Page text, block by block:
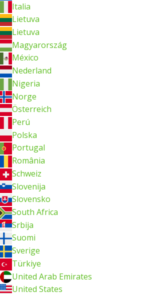
Italia
Lietuva
Lietuva
Magyarország
México
Nederland
Nigeria
Norge
Österreich
Perú
Polska
Portugal
România
Schweiz
Slovenija
Slovensko
South Africa
Srbija
Suomi
Sverige
Türkiye
United Arab Emirates
United States